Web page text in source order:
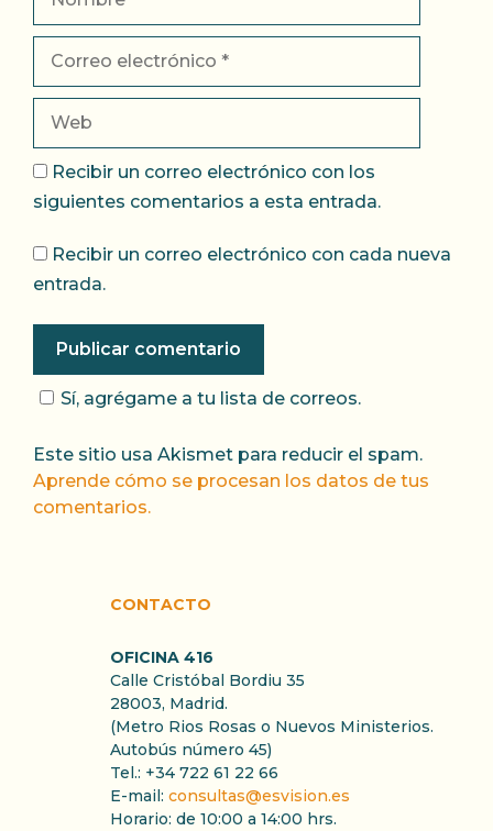
Recibir un correo electrónico con los
siguientes comentarios a esta entrada.
Recibir un correo electrónico con cada nueva
entrada.
Sí, agrégame a tu lista de correos.
Este sitio usa Akismet para reducir el spam.
Aprende cómo se procesan los datos de tus
comentarios.
CONTACTO
OFICINA 416
Calle Cristóbal Bordiu 35
28003, Madrid.
(Metro Rios Rosas o Nuevos Ministerios.
Autobús número 45)
Tel.: +34 722 61 22 66
E-mail: consultas@esvision.es
Horario: de 10:00 a 14:00 hrs.